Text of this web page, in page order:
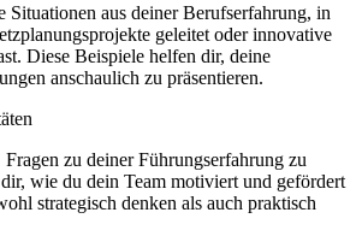
Situationen aus deiner Berufserfahrung, in
geleitet oder innovative
Diese Beispiele helfen dir, deine
anschaulich zu präsentieren.
zu deiner Führungserfahrung zu
wie du dein Team motiviert und gefördert
strategisch denken als auch praktisch